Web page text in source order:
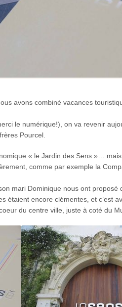
avons combiné vacances
le numérique!), on va revenir
Pourcel.
« le Jardin des Sens »…
comme par exemple la
mari Dominique nous ont
étaient encore clémentes, et c’est
du centre ville, juste à coté du